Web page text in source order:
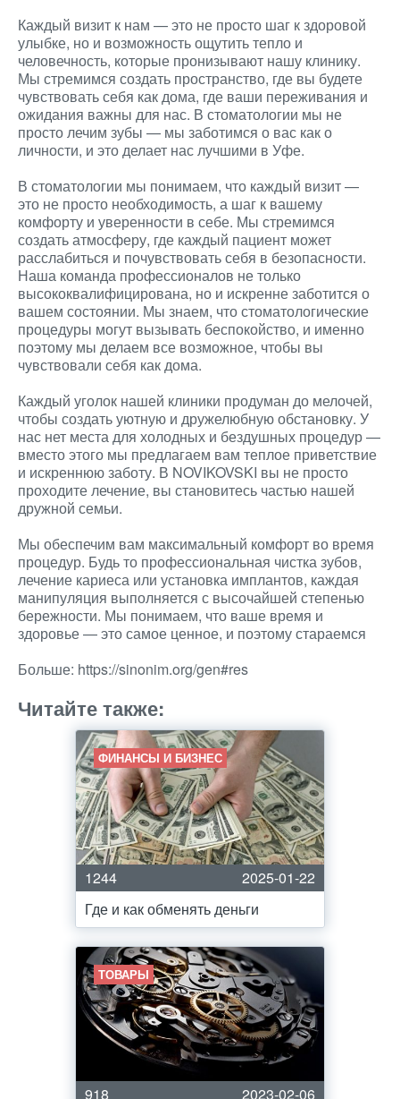
Каждый визит к нам — это не просто шаг к здоровой
улыбке, но и возможность ощутить тепло и
человечность, которые пронизывают нашу клинику.
Мы стремимся создать пространство, где вы будете
чувствовать себя как дома, где ваши переживания и
ожидания важны для нас. В стоматологии мы не
просто лечим зубы — мы заботимся о вас как о
личности, и это делает нас лучшими в Уфе.
В стоматологии мы понимаем, что каждый визит —
это не просто необходимость, а шаг к вашему
комфорту и уверенности в себе. Мы стремимся
создать атмосферу, где каждый пациент может
расслабиться и почувствовать себя в безопасности.
Наша команда профессионалов не только
высококвалифицирована, но и искренне заботится о
вашем состоянии. Мы знаем, что стоматологические
процедуры могут вызывать беспокойство, и именно
поэтому мы делаем все возможное, чтобы вы
чувствовали себя как дома.
Каждый уголок нашей клиники продуман до мелочей,
чтобы создать уютную и дружелюбную обстановку. У
нас нет места для холодных и бездушных процедур —
вместо этого мы предлагаем вам теплое приветствие
и искреннюю заботу. В NOVIKOVSKI вы не просто
проходите лечение, вы становитесь частью нашей
дружной семьи.
Мы обеспечим вам максимальный комфорт во время
процедур. Будь то профессиональная чистка зубов,
лечение кариеса или установка имплантов, каждая
манипуляция выполняется с высочайшей степенью
бережности. Мы понимаем, что ваше время и
здоровье — это самое ценное, и поэтому стараемся
Больше: https://sinonim.org/gen#res
Читайте также:
ФИНАНСЫ И БИЗНЕС
1244
2025-01-22
Где и как обменять деньги
ТОВАРЫ
918 2023-02-06